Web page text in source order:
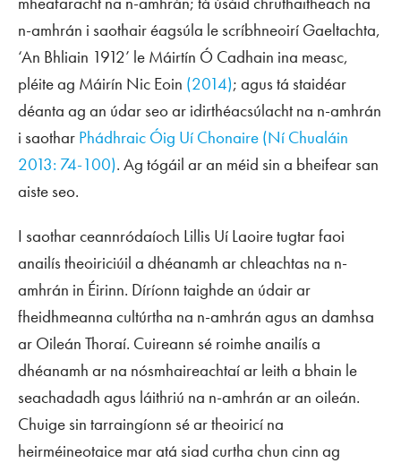
n-amhrán i saothair éagsúla le scríbhneoirí Gaeltachta,
‘An Bhliain 1912’ le Máirtín Ó Cadhain ina measc,
pléite ag Máirín Nic Eoin (2014); agus tá staidéar
déanta ag an údar seo ar idirthéacsúlacht na n-amhrán
i saothar Phádhraic Óig Uí Chonaire (Ní Chualáin
2013: 74-100). Ag tógáil ar an méid sin a bheifear san
aiste seo.
I saothar ceannródaíoch Lillis Uí Laoire tugtar faoi
anailís theoiriciúil a dhéanamh ar chleachtas na n-
amhrán in Éirinn. Díríonn taighde an údair ar
fheidhmeanna cultúrtha na n-amhrán agus an damhsa
ar Oileán Thoraí. Cuireann sé roimhe anailís a
dhéanamh ar na nósmhaireachtaí ar leith a bhain le
seachadadh agus láithriú na n-amhrán ar an oileán.
Chuige sin tarraingíonn sé ar theoiricí na
heirméineotaice mar atá siad curtha chun cinn ag